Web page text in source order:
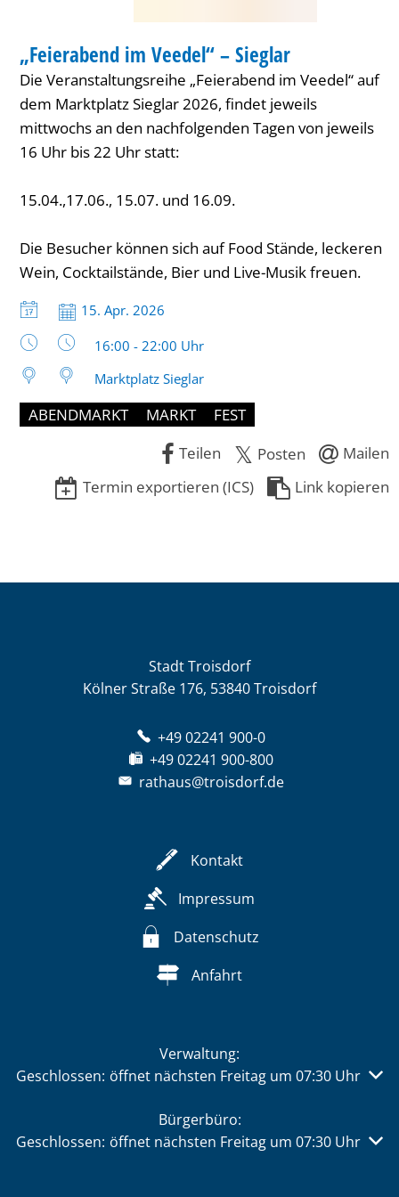
KATEGORIE: FESTIVAL
„Feierabend im Veedel“ – Sieglar
Die Veranstaltungsreihe „Feierabend im Veedel“ auf
dem Marktplatz Sieglar 2026, findet jeweils
mittwochs an den nachfolgenden Tagen von jeweils
16 Uhr bis 22 Uhr statt:
15.04.,17.06., 15.07. und 16.09.
Die Besucher können sich auf Food Stände, leckeren
Wein, Cocktailstände, Bier und Live-Musik freuen.
Datum:
15. Apr. 2026
Uhrzeit:
16:00 - 22:00 Uhr
Marktplatz Sieglar
ABENDMARKT MARKT
FEST
Teilen
Posten
Mailen
Termin exportieren (ICS)
Link kopieren
Stadt Troisdorf
Kölner Straße 176, 53840 Troisdorf
+49 02241 900-0
+49 02241 900-800
rathaus@troisdorf.de
Kontakt
Impressum
Datenschutz
Anfahrt
Verwaltung:
Klicken, um weitere Öffnungs- oder Schließzeiten
Geschlossen: öffnet nächsten Freitag um 07:30 Uhr
Bürgerbüro:
Klicken, um weitere Öffnungs- oder Schließzeiten
Geschlossen: öffnet nächsten Freitag um 07:30 Uhr